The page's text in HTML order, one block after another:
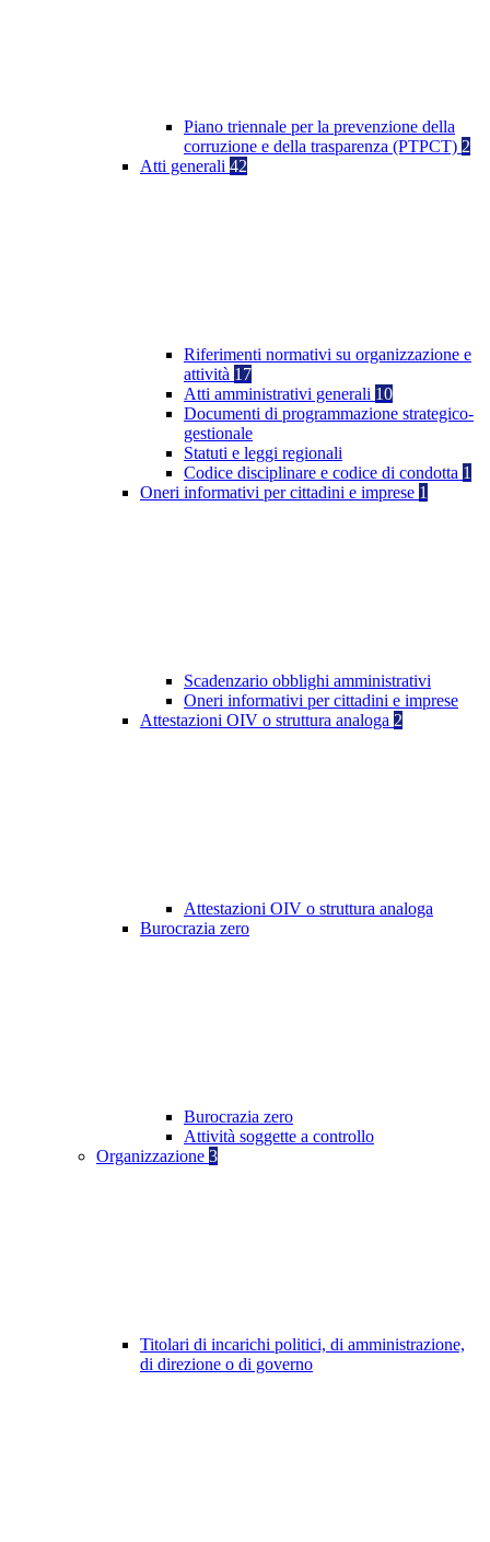
Piano triennale per la prevenzione della
corruzione e della trasparenza (PTPCT) 2
Atti generali 42
Riferimenti normativi su organizzazione e
attività 17
Atti amministrativi generali 10
Documenti di programmazione strategico-
gestionale
Statuti e leggi regionali
Codice disciplinare e codice di condotta 1
Oneri informativi per cittadini e imprese 1
Scadenzario obblighi amministrativi
Oneri informativi per cittadini e imprese
Attestazioni OIV o struttura analoga 2
Attestazioni OIV o struttura analoga
Burocrazia zero
Burocrazia zero
Attività soggette a controllo
Organizzazione 3
Titolari di incarichi politici, di amministrazione,
di direzione o di governo